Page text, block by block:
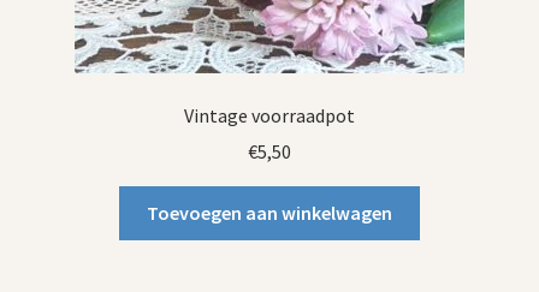
Vintage voorraadpot
€5,50
Toevoegen aan winkelwagen